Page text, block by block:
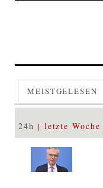
MEISTGELESEN
24h letzte Woche